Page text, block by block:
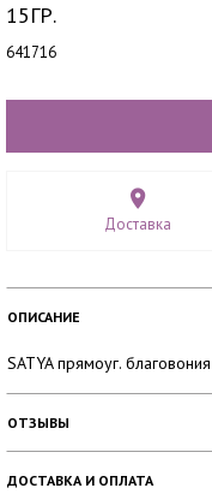
15ГР.
641716
Доставка
ОПИСАНИЕ
SATYA прямоуг.
ОТЗЫВЫ
ДОСТАВКА И ОПЛАТА